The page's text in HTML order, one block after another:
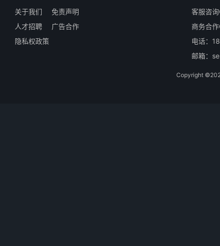
关于我们
免责声明
人才招聘
广告合作
隐私权政策
客服咨
商务合
电话：
邮箱：
Copyright